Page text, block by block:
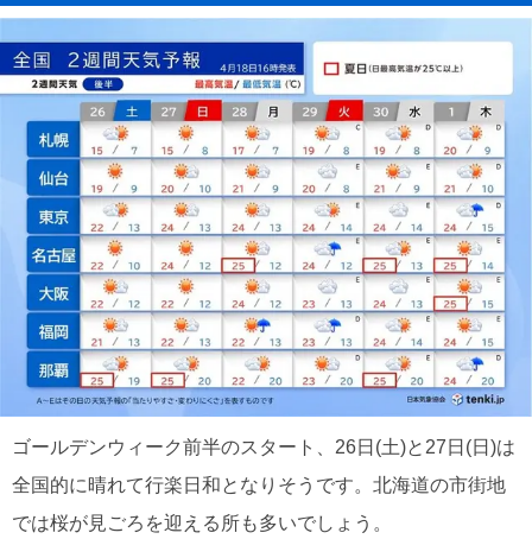
ゴールデンウィーク前半のスタート、26日(土)と27日(日)は
全国的に晴れて行楽日和となりそうです。北海道の市街地
では桜が見ごろを迎える所も多いでしょう。